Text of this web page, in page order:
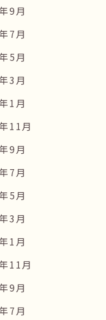
9月
7月
5月
3月
1月
11月
9月
7月
5月
3月
1月
11月
9月
7月